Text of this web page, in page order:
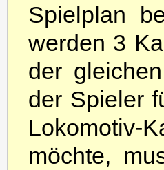
Spielplan
werden 3
der
der Spieler
möchte,